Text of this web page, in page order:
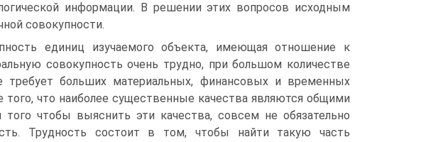
информации. В решении этих вопросов исходным
совокупности.
единиц изучаемого объекта, имеющая отношение к
совокупность очень трудно, при большом количестве
требует больших материальных, финансовых и временных
того, что наиболее существенные качества являются общими
чтобы выяснить эти качества, совсем не обязательно
Трудность состоит в том, чтобы найти такую часть